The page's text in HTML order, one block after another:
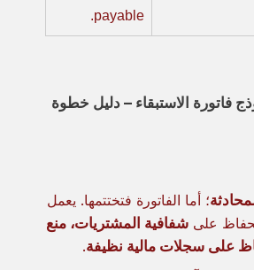
payable.
فاتورة الاستبقاء – دليل خطوة
؛ أما الفاتورة فتختتمها. يعمل
على شفافية المشتريات، منع
على سجلات مالية نظيفة.